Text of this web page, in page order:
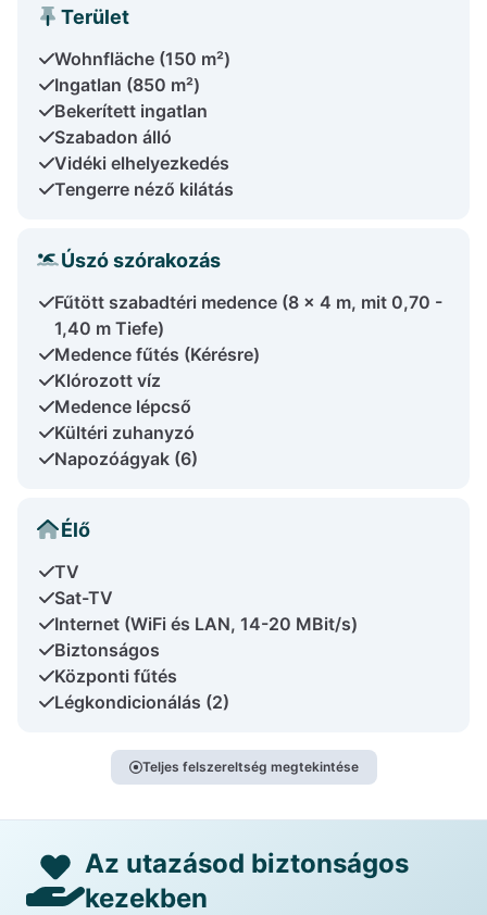
Terület
Wohnfläche (150 m²)
Ingatlan (850 m²)
Bekerített ingatlan
Szabadon álló
Vidéki elhelyezkedés
Tengerre néző kilátás
Úszó szórakozás
Fűtött szabadtéri medence (8 x 4 m, mit 0,70 -
1,40 m Tiefe)
Medence fűtés (Kérésre)
Klórozott víz
Medence lépcső
Kültéri zuhanyzó
Napozóágyak (6)
Élő
TV
Sat-TV
Internet (WiFi és LAN, 14-20 MBit/s)
Biztonságos
Központi fűtés
Légkondicionálás (2)
Teljes felszereltség megtekintése
Az utazásod biztonságos
kezekben